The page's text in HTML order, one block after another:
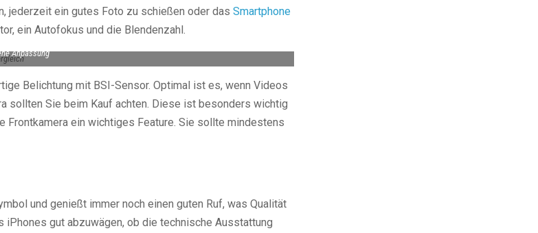
jederzeit ein gutes Foto zu schießen oder das Smartphone
ein Autofokus und die Blendenzahl.
Anpassung
Belichtung mit BSI-Sensor. Optimal ist es, wenn Videos
sollten Sie beim Kauf achten. Diese ist besonders wichtig
Frontkamera ein wichtiges Feature. Sie sollte mindestens
und genießt immer noch einen guten Ruf, was Qualität
iPhones gut abzuwägen, ob die technische Ausstattung